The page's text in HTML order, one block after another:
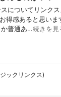
についてリンク
得感あると思い
か普通あ…続きを見
ックリンクス)